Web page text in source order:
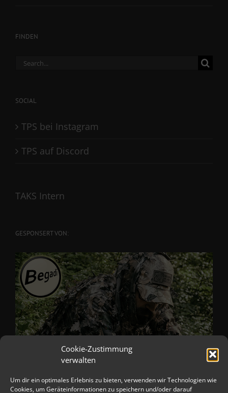
Cookie-Zustimmung
verwalten
Um dir ein optimales Erlebnis zu bieten, verwenden wir Technologien wie
Cookies, um Geräteinformationen zu speichern und/oder darauf
FINDEN
Search
SOCIAL
TPS bei Instagram
TPS auf Discord
TAKS Intern
GESPONSERT VON: